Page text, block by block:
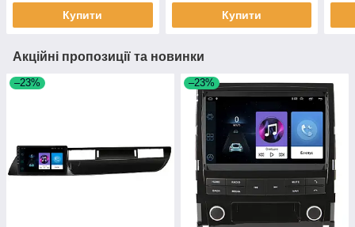
Купити Купити
Акційні пропозиції та новинки
–23% –23%